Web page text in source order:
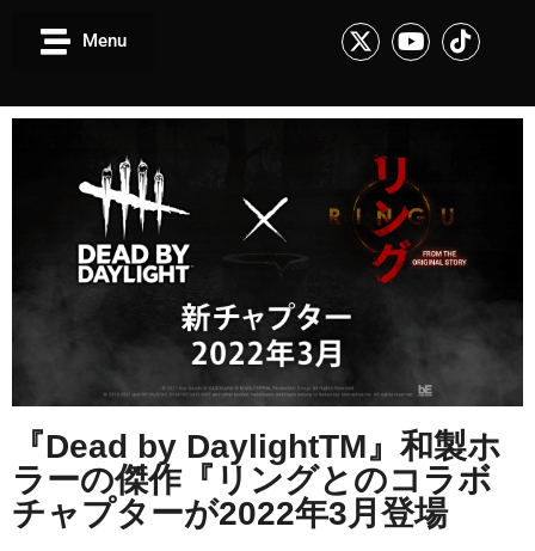
Menu
『Dead by DaylightTM』和製ホ
ラーの傑作『リングとのコラボ
チャプターが2022年3月登場